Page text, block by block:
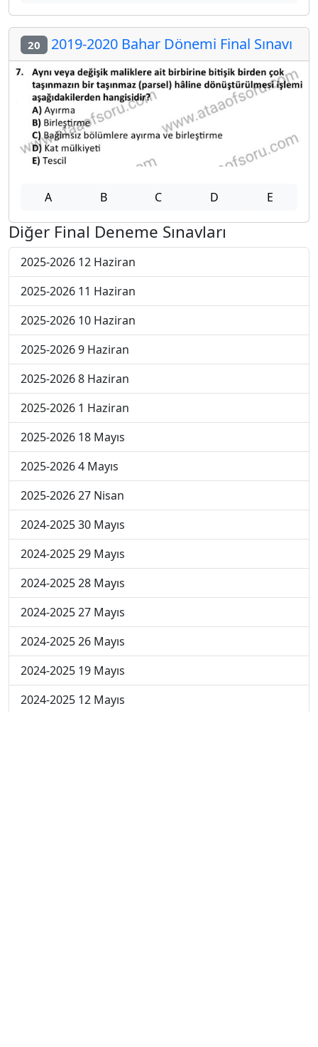
20 2019-2020 Bahar Dönemi Final Sınavı
A B C D E
Diğer Final Deneme Sınavları
2025-2026 12 Haziran
2025-2026 11 Haziran
2025-2026 10 Haziran
2025-2026 9 Haziran
2025-2026 8 Haziran
2025-2026 1 Haziran
2025-2026 18 Mayıs
2025-2026 4 Mayıs
2025-2026 27 Nisan
2024-2025 30 Mayıs
2024-2025 29 Mayıs
2024-2025 28 Mayıs
2024-2025 27 Mayıs
2024-2025 26 Mayıs
2024-2025 19 Mayıs
2024-2025 12 Mayıs